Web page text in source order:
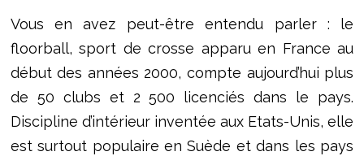
Vous en avez peut-être entendu parler : le
floorball, sport de crosse apparu en France au
début des années 2000, compte aujourd’hui plus
de 50 clubs et 2 500 licenciés dans le pays.
Discipline d’intérieur inventée aux Etats-Unis, elle
est surtout populaire en Suède et dans les pays